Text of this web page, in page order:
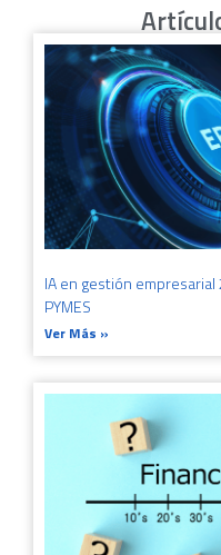
IA en gestión
PYMES
Ver Más »